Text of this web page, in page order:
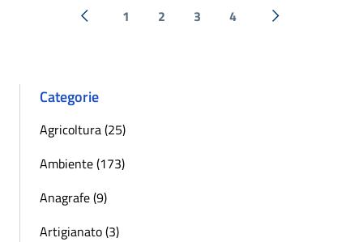
« Precedente
1 2 3 4 Successiva »
Categorie
Agricoltura (25)
Ambiente (173)
Anagrafe (9)
Artigianato (3)